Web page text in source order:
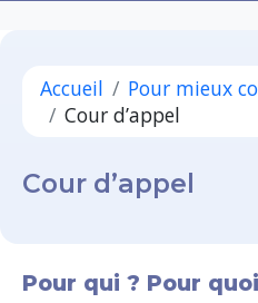
Accueil
Pour mieux
Cour d’appel
Cour d’appel
Pour qui ? Pour